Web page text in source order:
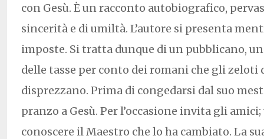
con Gesù. È un racconto autobiografico,
sincerità e di umiltà. L’autore si presenta
imposte. Si tratta dunque di un pubblicano,
delle tasse per conto dei romani che gli zeloti
disprezzano. Prima di congedarsi dal suo
pranzo a Gesù. Per l’occasione invita gli
conoscere il Maestro che lo ha cambiato. La